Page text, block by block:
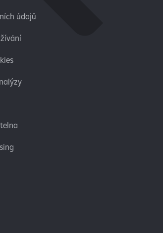
údajů